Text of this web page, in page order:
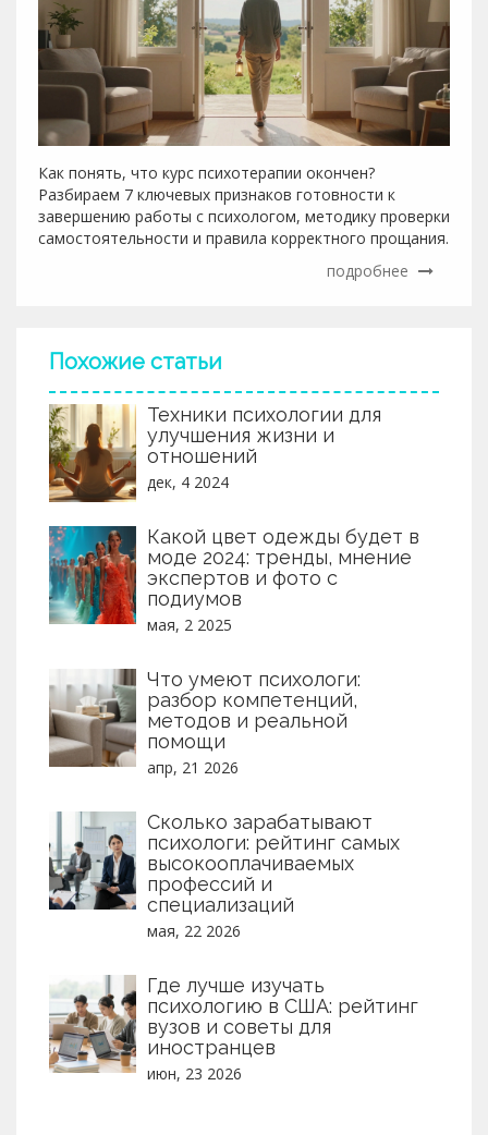
Как понять, что курс психотерапии окончен?
Разбираем 7 ключевых признаков готовности к
завершению работы с психологом, методику проверки
самостоятельности и правила корректного прощания.
подробнее
Похожие статьи
Техники психологии для
улучшения жизни и
отношений
дек, 4 2024
Какой цвет одежды будет в
моде 2024: тренды, мнение
экспертов и фото с
подиумов
мая, 2 2025
Что умеют психологи:
разбор компетенций,
методов и реальной
помощи
апр, 21 2026
Сколько зарабатывают
психологи: рейтинг самых
высокооплачиваемых
профессий и
специализаций
мая, 22 2026
Где лучше изучать
психологию в США: рейтинг
вузов и советы для
иностранцев
июн, 23 2026